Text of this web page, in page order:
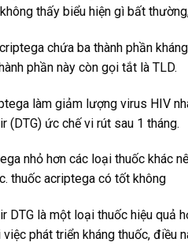
thấy biểu hiện gì bất
chứa ba thành phần
phần này còn gọi tắt là TLD.
làm giảm lượng virus HIV
(DTG) ức chế vi rút sau 1 tháng.
nhỏ hơn các loại thuốc khác
thuốc acriptega có tốt không
DTG là một loại thuốc hiệu quả
phát triển kháng thuốc, điều